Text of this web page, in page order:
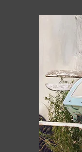
艶を抑えた
細部にまで
洗練された